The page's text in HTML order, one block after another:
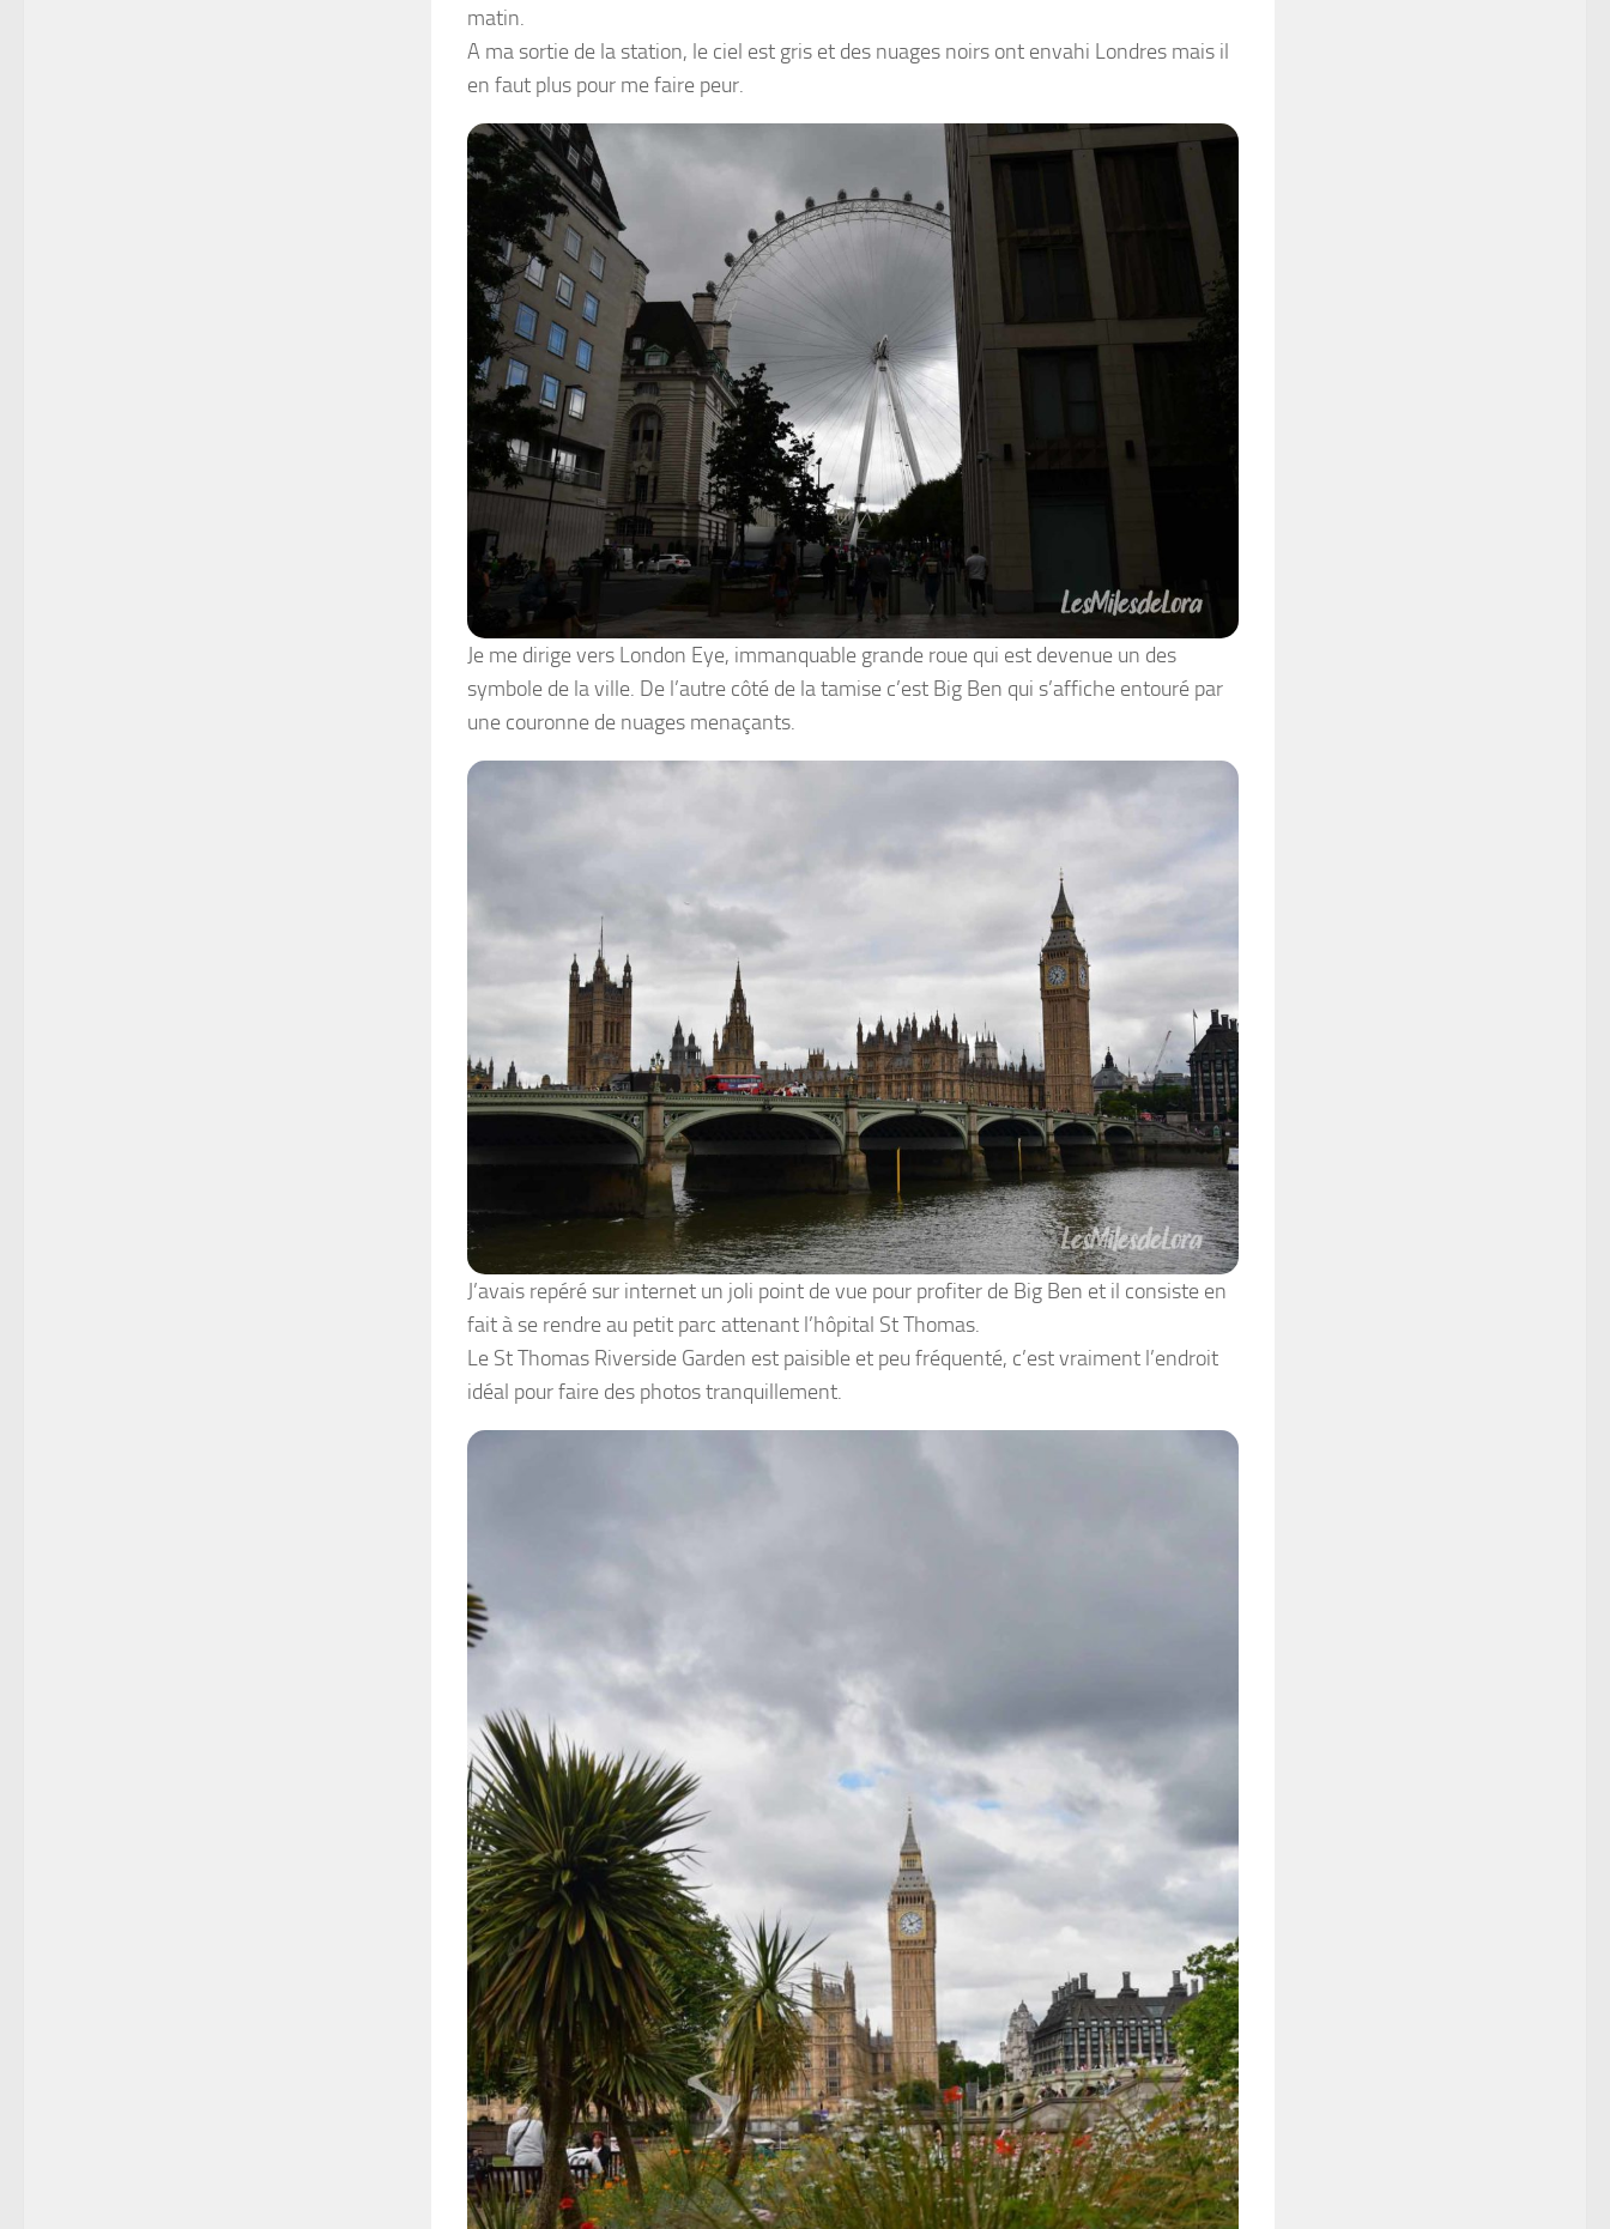
matin.
A ma sortie de la station, le ciel est gris et des nuages noirs ont envahi Londres mais il
en faut plus pour me faire peur.
Je me dirige vers London Eye, immanquable grande roue qui est devenue un des
symbole de la ville. De l’autre côté de la tamise c’est Big Ben qui s’affiche entouré par
une couronne de nuages menaçants.
J’avais repéré sur internet un joli point de vue pour profiter de Big Ben et il consiste en
fait à se rendre au petit parc attenant l’hôpital St Thomas.
Le St Thomas Riverside Garden est paisible et peu fréquenté, c’est vraiment l’endroit
idéal pour faire des photos tranquillement.